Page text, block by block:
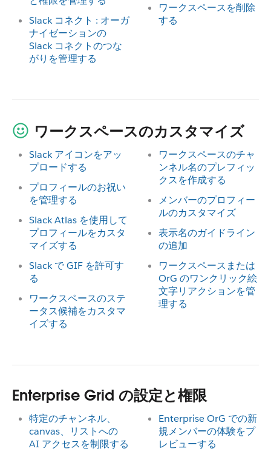
Slack コネクト : オーガ
ナイゼーションの
Slack コネクトのつな
がりを管理する
ワークスペースを削除
する
ワークスペースのカスタマイズ
Slack アイコンをアッ
プロードする
プロフィールのお祝い
を管理する
Slack Atlas を使用して
プロフィールをカスタ
マイズする
Slack で GIF を許可す
る
ワークスペースのステ
ータス候補をカスタマ
イズする
ワークスペースのチャ
ンネル名のプレフィッ
クスを作成する
メンバーのプロフィー
ルのカスタマイズ
表示名のガイドライン
の追加
ワークスペースまたは
OrG のワンクリック絵
文字リアクションを管
理する
Enterprise Grid の設定と権限
特定のチャンネル、
canvas、リストへの
AI アクセスを制限する
Enterprise OrG での新
規メンバーの体験をプ
レビューする